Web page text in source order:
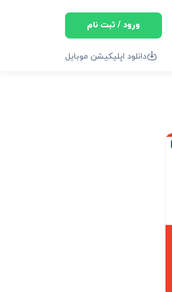
ورود / ثبت نام
دانلود اپلیکیشن موبایل